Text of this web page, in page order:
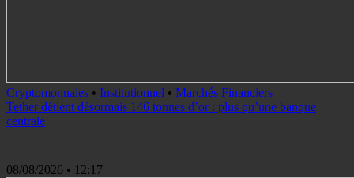
Cryptomonnaies • Institutionnel • Marchés Financiers
Tether détient désormais 146 tonnes d’or : plus qu’une banque
centrale
08/08/2026 • 12:17